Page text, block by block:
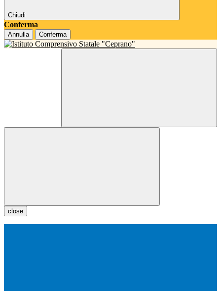
Chiudi
Conferma
Annulla Conferma
close